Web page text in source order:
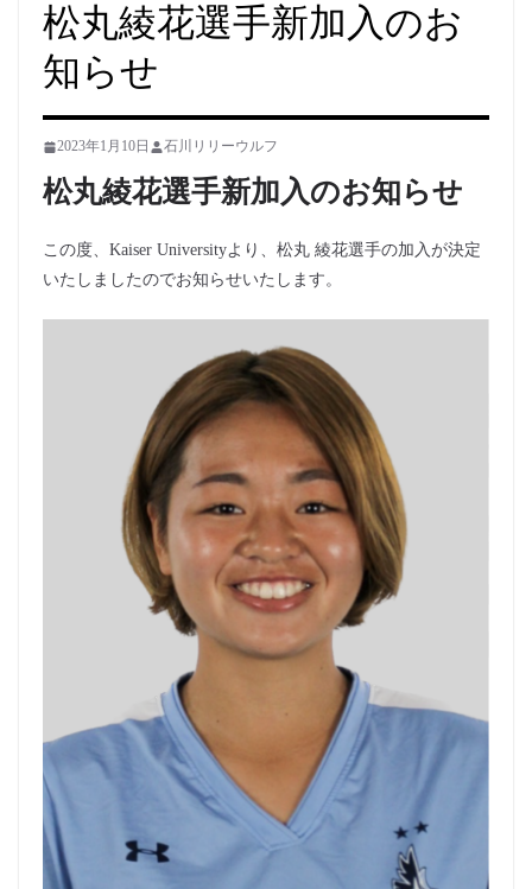
松丸綾花選手新加入のお
知らせ
2023年1月10日 石川リリーウルフ
松丸綾花選手新加入のお知らせ
この度、Kaiser Universityより、松丸 綾花選手の加入が決定
いたしましたのでお知らせいたします。